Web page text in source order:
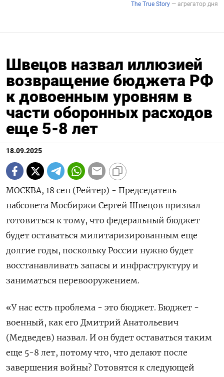
Швецов назвал иллюзией
возвращение бюджета РФ
к довоенным уровням в
части оборонных расходов
еще 5-8 лет
18.09.2025
МОСКВА, 18 сен (Рейтер) - Председатель
набсовета Мосбиржи Сергей Швецов призвал
готовиться к тому, что федеральный бюджет
будет оставаться милитаризированным еще
долгие годы, поскольку России нужно будет
восстанавливать запасы и инфраструктуру и
заниматься перевооружением.
«У нас есть проблема - это бюджет. Бюджет -
военный, как его Дмитрий Анатольевич
(Медведев) назвал. И он будет оставаться таким
еще 5-8 лет, потому что, что делают после
завершения войны? Готовятся к следующей